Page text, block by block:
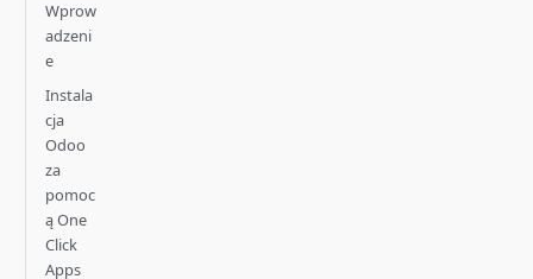
Wprow
adzeni
e
Instala
cja
Odoo
za
pomoc
ą One
Click
Apps